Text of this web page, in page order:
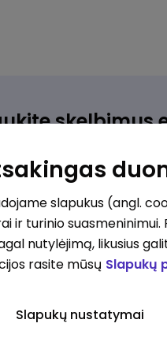
skelbimus
atsiras, iš karto
ieškote darbo?*
Pridėti naują
Kokios srities darbo
Pridėti naują
slapukus (angl.
ir turinio
nutylėjimą, likusius
rasite mūsų Slapukų
Slapukų nustatymai